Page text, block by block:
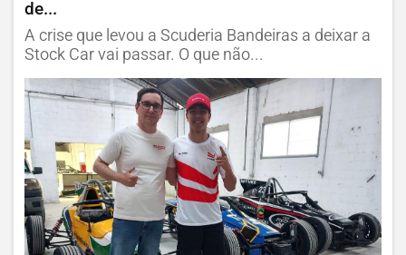
de...
A crise que levou a Scuderia Bandeiras a deixar a
Stock Car vai passar. O que não...